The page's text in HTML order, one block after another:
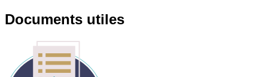
Documents utiles